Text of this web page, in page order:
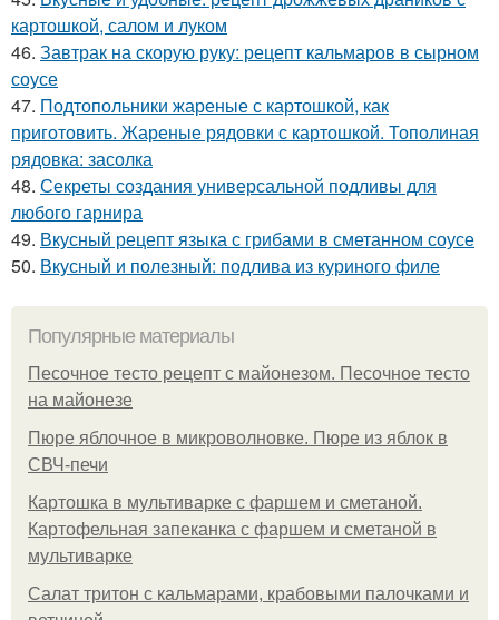
картошкой, салом и луком
46. Завтрак на скорую руку: рецепт кальмаров в сырном
соусе
47. Подтопольники жареные с картошкой, как
приготовить. Жареные рядовки с картошкой. Тополиная
рядовка: засолка
48. Секреты создания универсальной подливы для
любого гарнира
49. Вкусный рецепт языка с грибами в сметанном соусе
50. Вкусный и полезный: подлива из куриного филе
Популярные материалы
Песочное тесто рецепт с майонезом. Песочное тесто
на майонезе
Пюре яблочное в микроволновке. Пюре из яблок в
СВЧ-печи
Картошка в мультиварке с фаршем и сметаной.
Картофельная запеканка с фаршем и сметаной в
мультиварке
Салат тритон с кальмарами, крабовыми палочками и